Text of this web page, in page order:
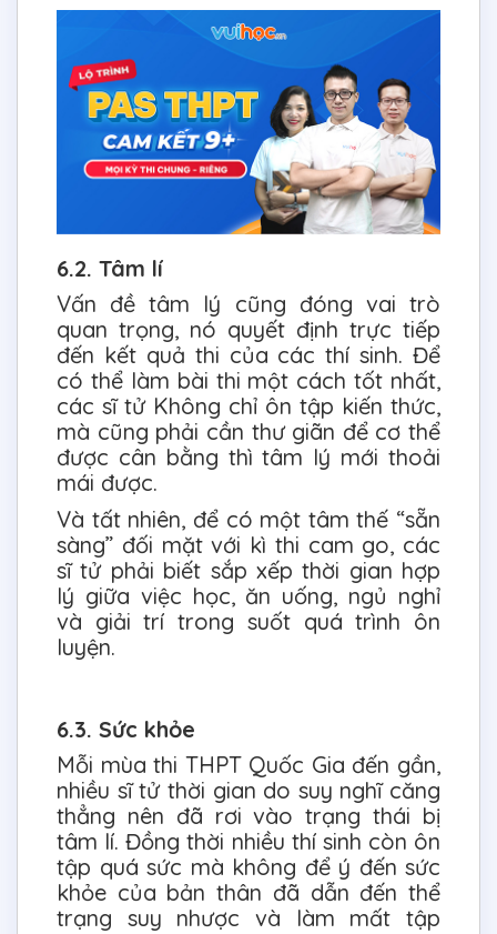
6.2. Tâm lí
Vấn đề tâm lý cũng đóng vai trò
quan trọng, nó quyết định trực tiếp
đến kết quả thi của các thí sinh. Để
có thể làm bài thi một cách tốt nhất,
các sĩ tử Không chỉ ôn tập kiến thức,
mà cũng phải cần thư giãn để cơ thể
được cân bằng thì tâm lý mới thoải
mái được.
Và tất nhiên, để có một tâm thế “sẵn
sàng” đối mặt với kì thi cam go, các
sĩ tử phải biết sắp xếp thời gian hợp
lý giữa việc học, ăn uống, ngủ nghỉ
và giải trí trong suốt quá trình ôn
luyện.
6.3. Sức khỏe
Mỗi mùa thi THPT Quốc Gia đến gần,
nhiều sĩ tử thời gian do suy nghĩ căng
thẳng nên đã rơi vào trạng thái bị
tâm lí. Đồng thời nhiều thí sinh còn ôn
tập quá sức mà không để ý đến sức
khỏe của bản thân đã dẫn đến thể
trạng suy nhược và làm mất tập